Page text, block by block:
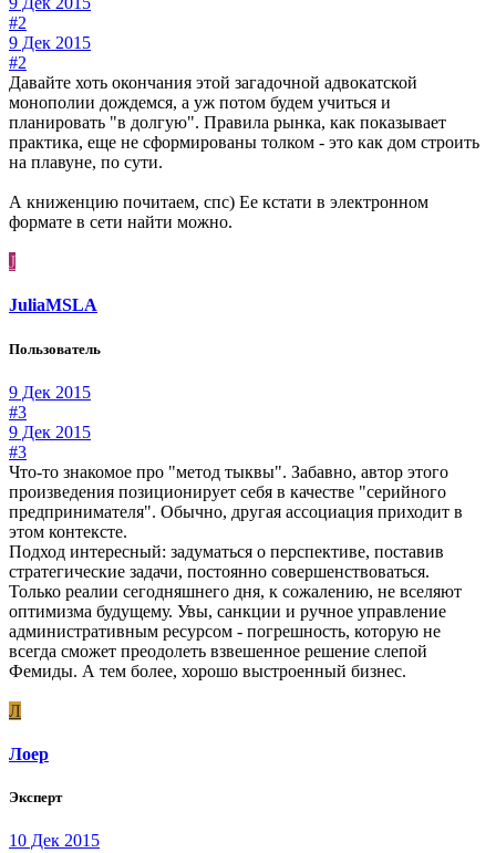
#2
9 Дек 2015
#2
Давайте хоть окончания этой загадочной адвокатской
монополии дождемся, а уж потом будем учиться и
планировать "в долгую". Правила рынка, как показывает
практика, еще не сформированы толком - это как дом строить
на плавуне, по сути.
А книженцию почитаем, спс) Ее кстати в электронном
формате в сети найти можно.
J
JuliaMSLA
Пользователь
9 Дек 2015
#3
9 Дек 2015
#3
Что-то знакомое про "метод тыквы". Забавно, автор этого
произведения позиционирует себя в качестве "серийного
предпринимателя". Обычно, другая ассоциация приходит в
этом контексте.
Подход интересный: задуматься о перспективе, поставив
стратегические задачи, постоянно совершенствоваться.
Только реалии сегодняшнего дня, к сожалению, не вселяют
оптимизма будущему. Увы, санкции и ручное управление
административным ресурсом - погрешность, которую не
всегда сможет преодолеть взвешенное решение слепой
Фемиды. А тем более, хорошо выстроенный бизнес.
Л
Лоер
Эксперт
10 Дек 2015